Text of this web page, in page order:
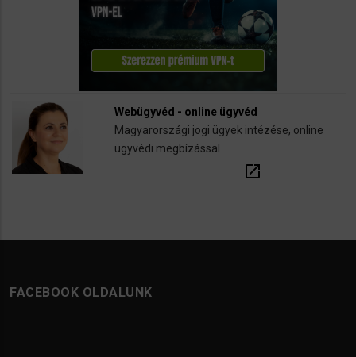
Webügyvéd - online ügyvéd
Magyarországi jogi ügyek intézése, online
ügyvédi megbízással
open_in_new
FACEBOOK OLDALUNK